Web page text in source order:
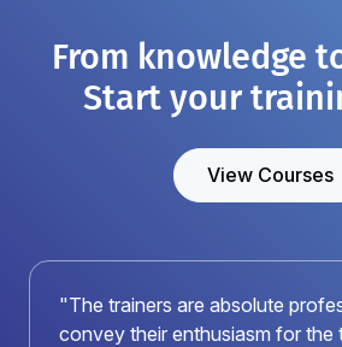
From knowledge
Start your
View Courses
"The trainers are absolute
convey their enthusiasm for the